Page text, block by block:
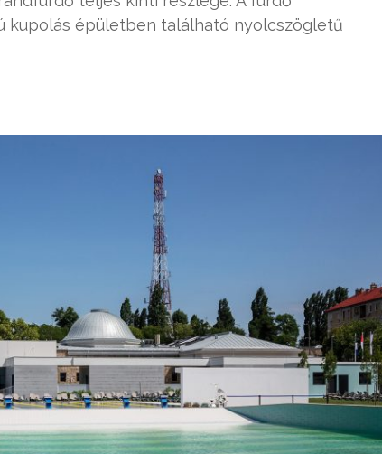
kupolás épületben található nyolcszögletű